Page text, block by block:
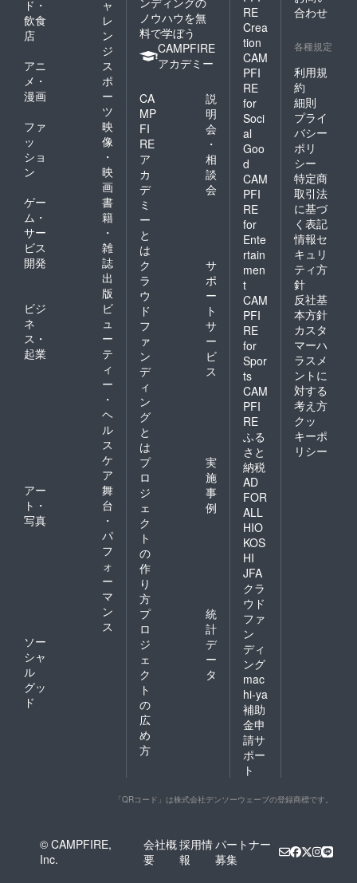
ド・
飲食
店
ャ
レ
ン
ジ
アニ
メ・
漫画
ス
ポ
ー
ツ
ファ
ッ
ショ
ン
映
像
・
映
画
ゲー
ム・
サー
ビス
開発
書
籍
・
雑
誌
出
版
ビジ
ネ
ス・
起業
ビ
ュ
ー
テ
ィ
ー
・
ヘ
ル
ス
ケ
ア
アー
ト・
写真
舞
台
・
パ
フ
ォ
ー
マ
ン
ス
ソー
シャ
ル
グッ
ド
ノウハウを無
料で学ぼう
CAMPFIRE
アカデミー
CA
MP
FI
RE
ア
カ
デ
ミ
ー
と
は
説
明
会
・
相
談
会
ク
ラ
ウ
ド
フ
ァ
ン
デ
ィ
ン
グ
と
は
サ
ポ
ー
ト
サ
ー
ビ
ス
プ
ロ
ジ
ェ
ク
ト
の
作
り
方
実
施
事
例
プ
ロ
ジ
ェ
ク
ト
の
広
め
方
統
計
デ
ー
タ
RE
Crea
tion
CAM
PFI
RE
for
Soci
al
Goo
d
CAM
PFI
RE
for
Ente
rtain
men
t
CAM
PFI
RE
for
Spor
ts
CAM
PFI
RE
ふる
さと
納税
AD
FOR
ALL
HIO
KOS
HI
JFA
クラ
ウド
ファ
ン
ディ
ング
mac
hi-ya
補助
金申
請サ
ポー
ト
合わせ
各種規定
利用規
約
細則
プライ
バシー
ポリ
シー
特定商
取引法
に基づ
く表記
情報セ
キュリ
ティ方
針
反社基
本方針
カスタ
マーハ
ラスメ
ントに
対する
考え方
クッ
キーポ
リシー
「QRコード」は株式会社デンソーウェーブの登録商標です。
© CAMPFIRE,
Inc.
会社概
要
採用情
報
パートナー
募集